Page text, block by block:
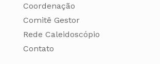
Coordenação
Comitê Gestor
Rede Caleidoscópio
Contato